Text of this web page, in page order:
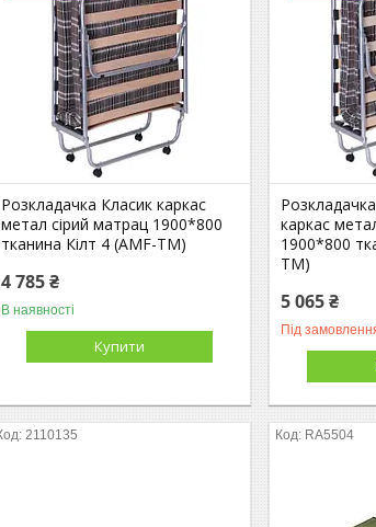
Розкладачка Класик каркас
метал сірий матрац 1900*800
тканина Кілт 4 (AMF-ТМ)
4 785 ₴
В наявності
Купити
каркас
1900*800
ТМ)
5 065 ₴
Під
2110135 RA5504